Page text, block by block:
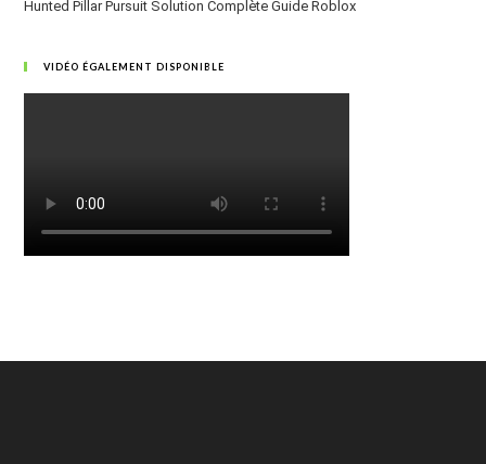
Hunted Pillar Pursuit Solution Complète Guide Roblox
VIDÉO ÉGALEMENT DISPONIBLE